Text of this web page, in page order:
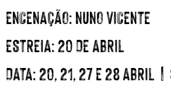
ENCENAÇÃO:NUNO VICENTE
ESTREIA:20 DE ABRIL
DATA:20, 21, 27 E 28 ABRIL |